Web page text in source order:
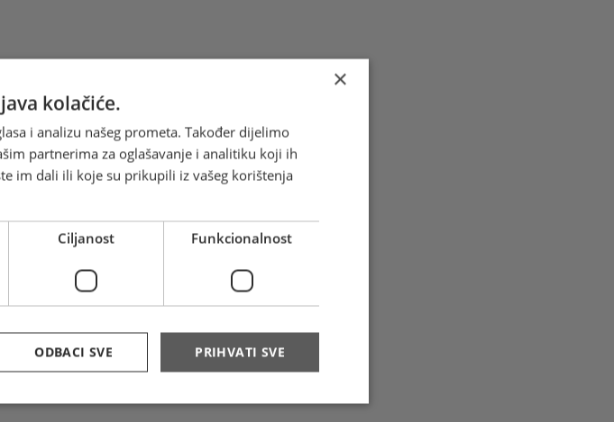
×
kolačiće.
i analizu našeg prometa. Također dijelimo
partnerima za oglašavanje i analitiku koji ih
im dali ili koje su prikupili iz vašeg korištenja
Ciljanost Funkcionalnost
PRIHVATI SVE
ODBACI SVE